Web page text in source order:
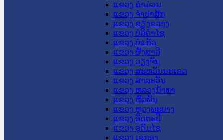
ແຂວງ ຄໍາມ່ວນ
ແຂວງ ຈໍາປາສັກ
ແຂວງ ຊຽງຂວາງ
ແຂວງ ບໍລິຄໍາໄຊ
ແຂວງ ບໍ່ແກ້ວ
ແຂວງ ຜົ້ງສາລີ
ແຂວງ ວຽງຈັນ
ແຂວງ ສະຫວັນນະເຂດ
ແຂວງ ສາລະວັນ
ແຂວງ ຫລວງນໍ້າທາ
ແຂວງ ຫົວພັນ
ແຂວງ ຫຼວງພະບາງ
ແຂວງ ອັດຕະປື
ແຂວງ ອຸດົມໄຊ
ແຂວງ ເຊກອງ